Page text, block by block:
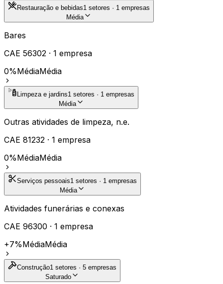
Restauração e bebidas1 setores · 1 empresas
Média
Bares
CAE 56302 · 1 empresa
0%MédiaMédia
Limpeza e jardins1 setores · 1 empresas
Média
Outras atividades de limpeza, n.e.
CAE 81232 · 1 empresa
0%MédiaMédia
Serviços pessoais1 setores · 1 empresas
Média
Atividades funerárias e conexas
CAE 96300 · 1 empresa
+7%MédiaMédia
Construção1 setores · 5 empresas
Saturado